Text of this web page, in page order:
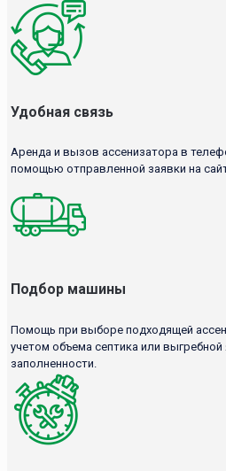
Удобная связь
Аренда и вызов ассенизатора в
помощью отправленной заявки на
Подбор машины
Помощь при выборе подходящей
учетом объема септика или
заполненности.